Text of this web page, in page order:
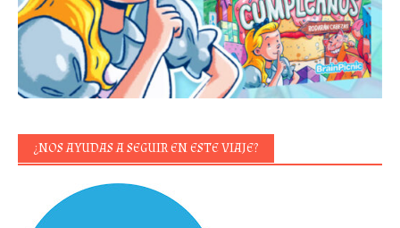
¿NOS AYUDAS A SEGUIR EN ESTE VIAJE?